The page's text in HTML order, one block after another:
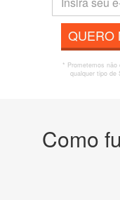
QUERO
* Prometemos
qualquer tipo de
Como